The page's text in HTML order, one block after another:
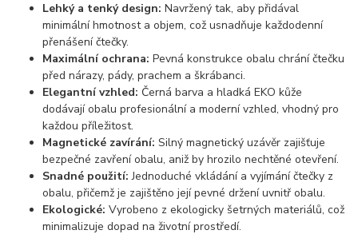
Lehký a tenký design: Navržený tak, aby přidával
minimální hmotnost a objem, což usnadňuje každodenní
přenášení čtečky.
Maximální ochrana: Pevná konstrukce obalu chrání čtečku
před nárazy, pády, prachem a škrábanci.
Elegantní vzhled: Černá barva a hladká EKO kůže
dodávají obalu profesionální a moderní vzhled, vhodný pro
každou příležitost.
Magnetické zavírání: Silný magnetický uzávěr zajišťuje
bezpečné zavření obalu, aniž by hrozilo nechtěné otevření.
Snadné použití: Jednoduché vkládání a vyjímání čtečky z
obalu, přičemž je zajištěno její pevné držení uvnitř obalu.
Ekologické: Vyrobeno z ekologicky šetrných materiálů, což
minimalizuje dopad na životní prostředí.